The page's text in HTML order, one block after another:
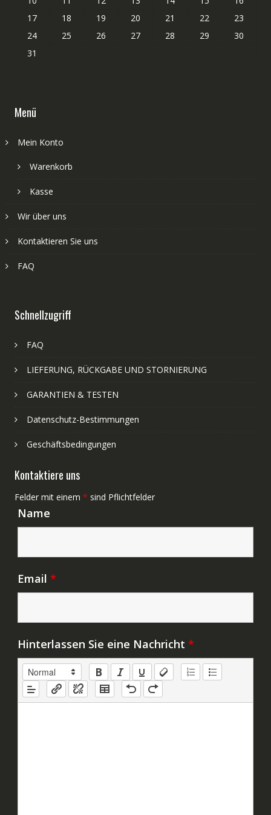
17
18 19 20 21 22
23
24
25 26 27 28 29
30
31
Menü
Mein Konto
Warenkorb
Kasse
Wir über uns
Kontaktieren Sie uns
FAQ
Schnellzugriff
FAQ
LIEFERUNG, RÜCKGABE UND STORNIERUNG
GARANTIEN & TESTEN
Datenschutz-Bestimmungen
Geschäftsbedingungen
Kontaktiere uns
Felder mit einem * sind Pflichtfelder
Name
Email *
Hinterlassen Sie eine Nachricht *